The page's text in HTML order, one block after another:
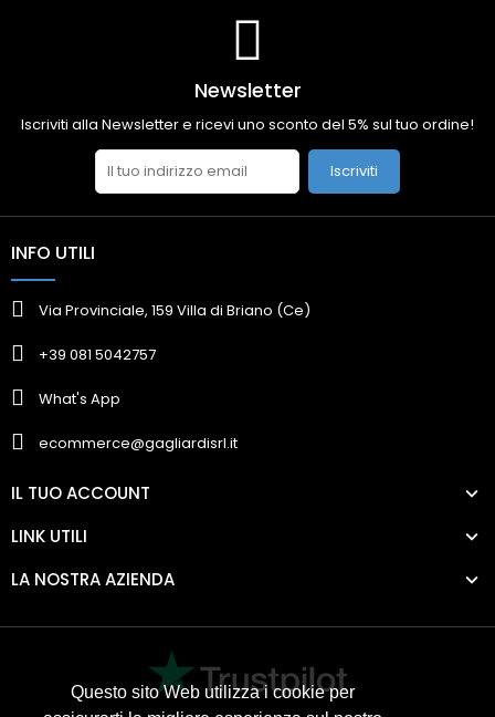
Questo sito Web utilizza i cookie per
Newsletter
Iscriviti alla Newsletter e ricevi uno sconto del 5% sul tuo ordine!
Iscriviti
INFO UTILI
Via Provinciale, 159 Villa di Briano (Ce)
+39 081 5042757
What's App
ecommerce@gagliardisrl.it
IL TUO ACCOUNT
LINK UTILI
LA NOSTRA AZIENDA